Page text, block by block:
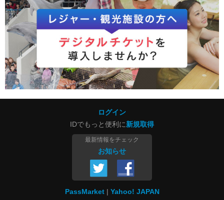
ログイン
IDでもっと便利に新規取得
最新情報をチェック
お知らせ
PassMarket Yahoo! JAPAN